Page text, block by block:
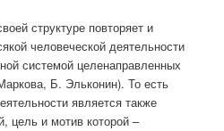
структуре повторяет и
человеческой деятельности
системой целенаправленных
Б. Эльконин). То есть
является также
цель и мотив которой –